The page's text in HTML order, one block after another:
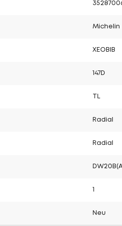
Michelin
XEOBIB
147D
Radial
Radial
Neu